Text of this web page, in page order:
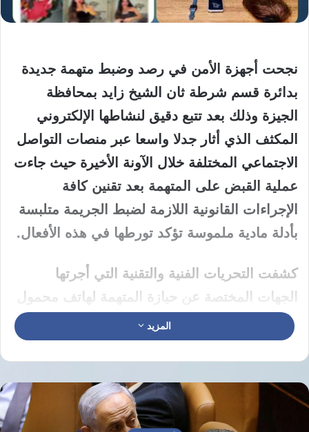
نجحت أجهزة الأمن في رصد وضبط متهمة جديدة
بدائرة قسم شرطة ثان الشيخ زايد بمحافظة
الجيزة وذلك بعد تتبع دقيق لنشاطها الإلكتروني
المكثف الذي أثار جدلا واسعا عبر منصات التواصل
الاجتماعي المختلفة خلال الآونة الأخيرة حيث جاءت
عملية القبض على المتهمة بعد تقنين كافة
الإجراءات القانونية اللازمة لضبط الجريمة متلبسة
بأدلة مادية ملموسة تؤكد تورطها في هذه الأفعال.
كشفت التحريات الفنية والتقنية التي أجرتها
الجهات المختصة عن حيازة المتهمة لهاتف محمول
عند ضبطها حيث تبين بعد فحصه واحتوائه على أدلة
رقمية قاطعة تؤكد تورطها في نشاطها الإجرامي
والمجتمعية بهدف تحقيق مكاسب مادية سريعة
واستغلال الفضاء الإلكتروني لجني الأموال بطرق
المزيد